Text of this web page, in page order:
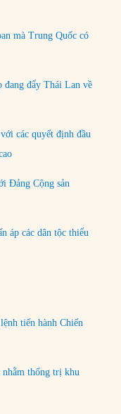
mà Trung Quốc có
đang đẩy Thái Lan về
các quyết định đầu
Đảng Cộng sản
áp các dân tộc thiểu
tiến hành Chiến
thống trị khu